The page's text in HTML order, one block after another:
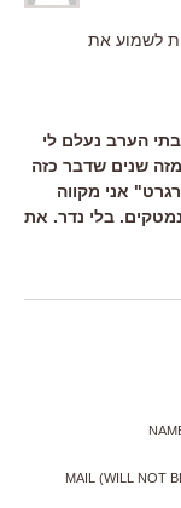
לשמוע את
הערב נעלם לי
שנים שדבר כזה
אני מקווה
בלי נדר. את
MAIL (WILL NOT